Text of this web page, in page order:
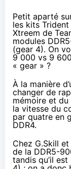
Petit aparté
les kits
Xtreem de
modules
(gear 4). On
9 000 vs 9
« gear » ?
À la manière
changer de
mémoire et
la vitesse du
par quatre en
DDR4.
Chez G.Skill
de la DDR5-
tandis qu’il